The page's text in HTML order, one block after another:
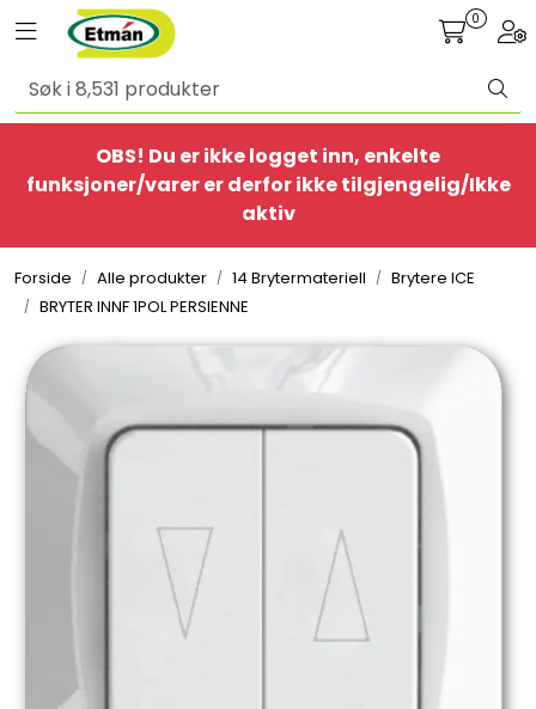
Skip to main content
Toggle navigation 0
OBS! Du er ikke logget inn, enkelte
funksjoner/varer er derfor ikke tilgjengelig/Ikke
aktiv
Forside Alle produkter 14 Brytermateriell
Brytere ICE
BRYTER INNF 1POL PERSIENNE
Alle produkter
BestSelgere
Ethome
Provisorisk
Bolig
Sikringsmateriell
Verktøy